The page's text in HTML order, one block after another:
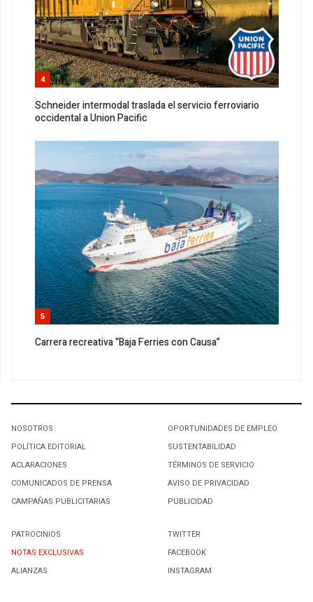
4
Schneider intermodal traslada el servicio ferroviario
occidental a Union Pacific
5
Carrera recreativa “Baja Ferries con Causa”
NOSOTROS
POLÍTICA EDITORIAL
ACLARACIONES
COMUNICADOS DE PRENSA
CAMPAÑAS PUBLICITARIAS
OPORTUNIDADES DE EMPLEO
SUSTENTABILIDAD
TÉRMINOS DE SERVICIO
AVISO DE PRIVACIDAD
PUBLICIDAD
PATROCINIOS
NOTAS EXCLUSIVAS
ALIANZAS
TWITTER
FACEBOOK
INSTAGRAM